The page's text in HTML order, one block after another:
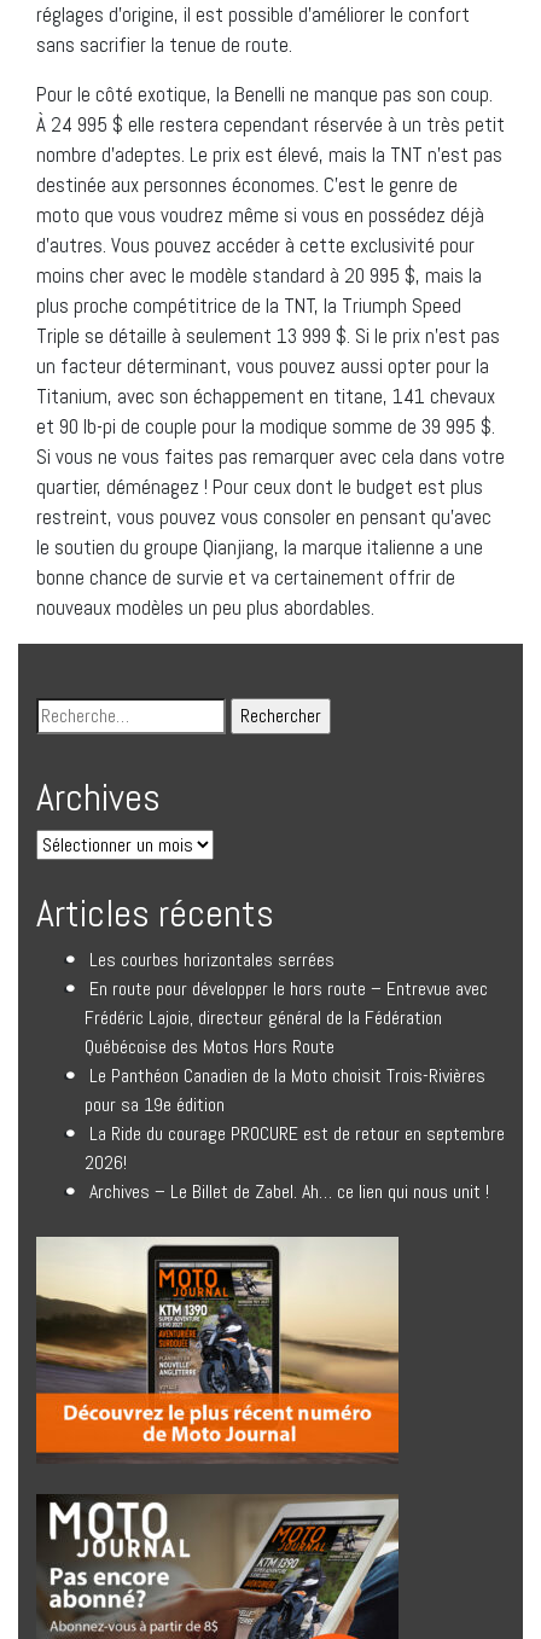
réglages d’origine, il est possible d’améliorer le confort
sans sacrifier la tenue de route.
Pour le côté exotique, la Benelli ne manque pas son coup.
À 24 995 $ elle restera cependant réservée à un très petit
nombre d’adeptes. Le prix est élevé, mais la TNT n’est pas
destinée aux personnes économes. C’est le genre de
moto que vous voudrez même si vous en possédez déjà
d’autres. Vous pouvez accéder à cette exclusivité pour
moins cher avec le modèle standard à 20 995 $, mais la
plus proche compétitrice de la TNT, la Triumph Speed
Triple se détaille à seulement 13 999 $. Si le prix n’est pas
un facteur déterminant, vous pouvez aussi opter pour la
Titanium, avec son échappement en titane, 141 chevaux
et 90 lb-pi de couple pour la modique somme de 39 995 $.
Si vous ne vous faites pas remarquer avec cela dans votre
quartier, déménagez ! Pour ceux dont le budget est plus
restreint, vous pouvez vous consoler en pensant qu’avec
le soutien du groupe Qianjiang, la marque italienne a une
bonne chance de survie et va certainement offrir de
nouveaux modèles un peu plus abordables.
Archives
Articles récents
Les courbes horizontales serrées
En route pour développer le hors route – Entrevue avec
Frédéric Lajoie, directeur général de la Fédération
Québécoise des Motos Hors Route
Le Panthéon Canadien de la Moto choisit Trois-Rivières
pour sa 19e édition
La Ride du courage PROCURE est de retour en septembre
2026!
Archives – Le Billet de Zabel. Ah… ce lien qui nous unit !